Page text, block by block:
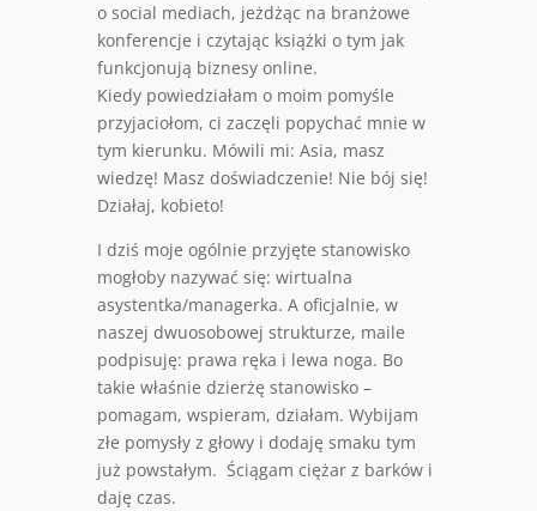
o social mediach, jeżdżąc na branżowe
konferencje i czytając książki o tym jak
funkcjonują biznesy online.
Kiedy powiedziałam o moim pomyśle
przyjaciołom, ci zaczęli popychać mnie w
tym kierunku. Mówili mi: Asia, masz
wiedzę! Masz doświadczenie! Nie bój się!
Działaj, kobieto!
I dziś moje ogólnie przyjęte stanowisko
mogłoby nazywać się: wirtualna
asystentka/managerka. A oficjalnie, w
naszej dwuosobowej strukturze, maile
podpisuję: prawa ręka i lewa noga. Bo
takie właśnie dzierżę stanowisko –
pomagam, wspieram, działam. Wybijam
złe pomysły z głowy i dodaję smaku tym
już powstałym. Ściągam ciężar z barków i
daję czas.